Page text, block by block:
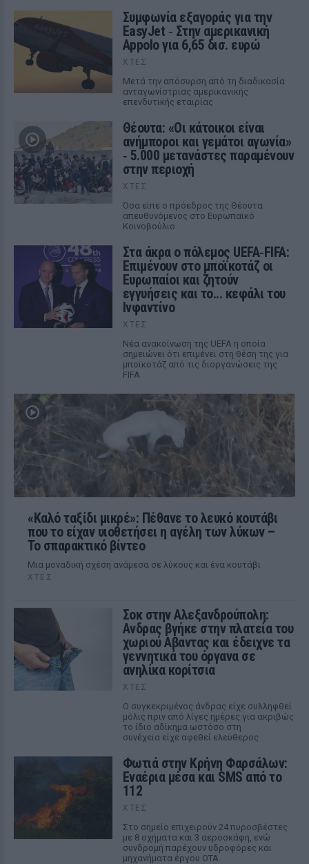
Συμφωνία εξαγοράς για την
EasyJet ‑ Στην αμερικανική
Appolo για 6,65 δισ. ευρώ
ΧΤΕΣ
Μετά την απόσυρση από τη διαδικασία
ανταγωνίστριας αμερικανικής
επενδυτικής εταιρίας
Θέουτα: «Οι κάτοικοι είναι
ανήμποροι και γεμάτοι αγωνία»
‑ 5.000 μετανάστες παραμένουν
στην περιοχή
ΧΤΕΣ
Όσα είπε ο πρόεδρος της Θέουτα
απευθυνόμενος στο Ευρωπαϊκό
Κοινοβούλιο
Στα άκρα ο πόλεμος UEFA‑FIFA:
Επιμένουν στο μποϊκοτάζ οι
Ευρωπαίοι και ζητούν
εγγυήσεις και το... κεφάλι του
Ινφαντίνο
ΧΤΕΣ
Νέα ανακοίνωση της UEFA η οποία
σημειώνει ότι επιμένει στη θέση της για
μποϊκοτάζ από τις διοργανώσεις της
FIFA
«Καλό ταξίδι μικρέ»: Πέθανε το λευκό κουτάβι
που το είχαν υιοθετήσει η αγέλη των λύκων –
Το σπαρακτικό βίντεο
Μια μοναδική σχέση ανάμεσα σε λύκους και ένα κουτάβι
ΧΤΕΣ
Σοκ στην Αλεξανδρούπολη:
Ανδρας βγήκε στην πλατεία του
χωριού Αβαντας και έδειχνε τα
γεννητικά του όργανα σε
ανηλίκα κορίτσια
ΧΤΕΣ
Ο συγκεκριμένος άνδρας είχε συλληφθεί
μόλις πριν από λίγες ημέρες για ακριβώς
το ίδιο αδίκημα ωστόσο στη
συνέχεια είχε αφεθεί ελεύθερος
Φωτιά στην Κρήνη Φαρσάλων:
Εναέρια μέσα και SMS από το
112
ΧΤΕΣ
Στο σημείο επιχειρούν 24 πυροσβέστες
με 8 οχήματα και 3 αεροσκάφη, ενώ
συνδρομή παρέχουν υδροφόρες και
μηχανήματα έργου ΟΤΑ.